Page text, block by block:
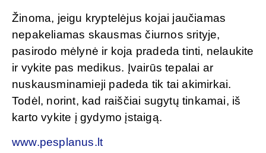
Žinoma, jeigu kryptelėjus kojai jaučiamas
nepakeliamas skausmas čiurnos srityje,
pasirodo mėlynė ir koja pradeda tinti, nelaukite
ir vykite pas medikus. Įvairūs tepalai ar
nuskausminamieji padeda tik tai akimirkai.
Todėl, norint, kad raiščiai sugytų tinkamai, iš
karto vykite į gydymo įstaigą.
www.pesplanus.lt